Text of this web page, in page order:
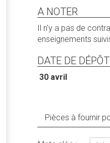
A NOTER
Il n'y a pas de
enseignements
DATE DE
30 avril
Pièces à fournir